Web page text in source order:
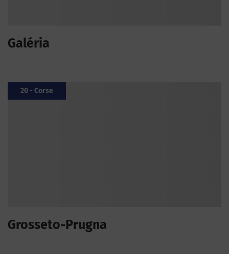
Galéria
20 - Corse
Grosseto-Prugna